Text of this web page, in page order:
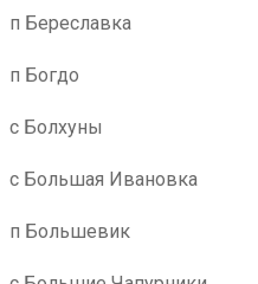
п Береславка
п Богдо
с Болхуны
с Большая Ивановка
п Большевик